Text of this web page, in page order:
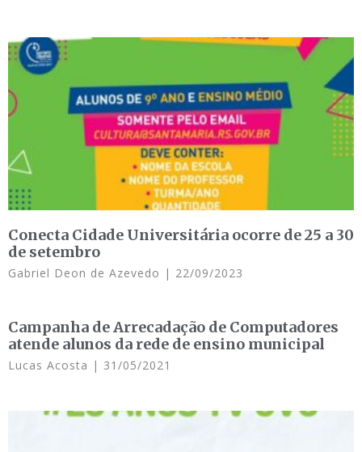
Conecta Cidade Universitária ocorre de 25 a 30
de setembro
Gabriel Deon de Azevedo 22/09/2023
Campanha de Arrecadação de Computadores
atende alunos da rede de ensino municipal
Lucas Acosta 31/05/2021